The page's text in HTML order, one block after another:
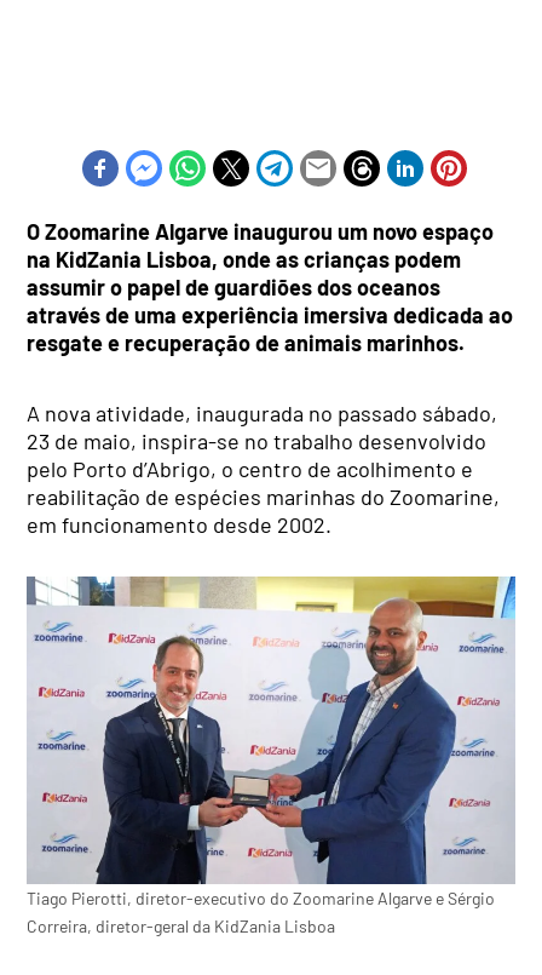
O Zoomarine Algarve inaugurou um novo espaço
na KidZania Lisboa, onde as crianças podem
assumir o papel de guardiões dos oceanos
através de uma experiência imersiva dedicada ao
resgate e recuperação de animais marinhos.
A nova atividade, inaugurada no passado sábado,
23 de maio, inspira-se no trabalho desenvolvido
pelo Porto d’Abrigo, o centro de acolhimento e
reabilitação de espécies marinhas do Zoomarine,
em funcionamento desde 2002.
Tiago Pierotti, diretor-executivo do Zoomarine Algarve e Sérgio
Correira, diretor-geral da KidZania Lisboa